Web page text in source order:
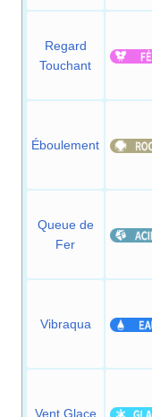
Regard
Touchant
Éboulement
Queue de
Fer
Vibraqua
Vent Glace